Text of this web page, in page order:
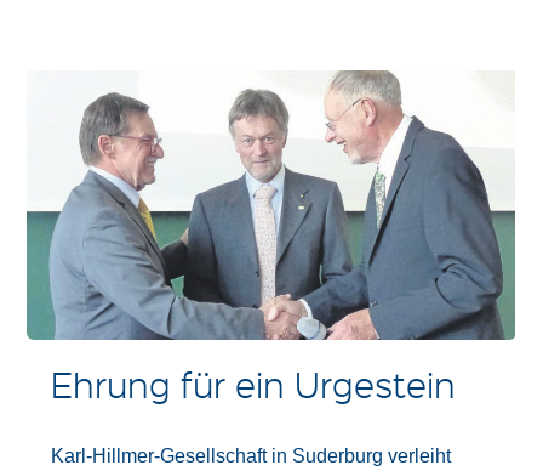
Ehrung für ein Urgestein
Karl-Hillmer-Gesellschaft in Suderburg verleiht